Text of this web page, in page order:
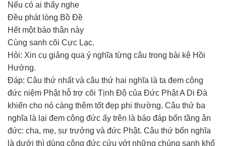
Nếu có ai thấy nghe
Ðều phát lòng Bồ Ðề
Hết một báo thân này
Cùng sanh cõi Cực Lạc.
Hỏi: Xin cụ giảng qua ý nghĩa từng câu trong bài kệ Hồi
Hướng.
Ðáp: Câu thứ nhất và câu thứ hai nghĩa là ta đem công
đức niệm Phật hỗ trợ cõi Tịnh Ðộ của Ðức Phật A Di Ðà
khiến cho nó càng thêm tốt đẹp phi thường. Câu thứ ba
nghĩa là lại đem công đức ấy trên là báo đáp bốn tầng ân
đức: cha, mẹ, sư trưởng và đức Phật. Câu thứ bốn nghĩa
là dưới thì dùng công đức cứu vớt những chúng sanh khổ